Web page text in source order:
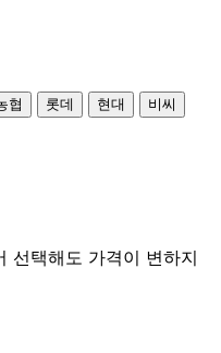
협 롯데 현대
비씨
선택해도 가격이 변하지